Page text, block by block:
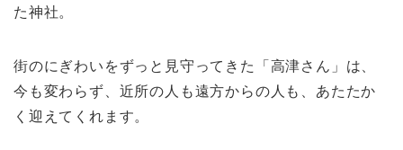
た神社。
街のにぎわいをずっと見守ってきた「高津さん」は、
今も変わらず、近所の人も遠方からの人も、あたたか
く迎えてくれます。